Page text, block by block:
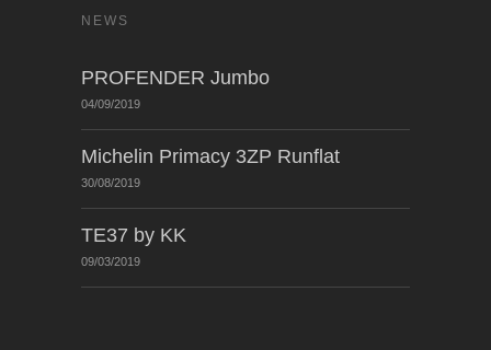
NEWS
PROFENDER Jumbo
04/09/2019
Michelin Primacy 3ZP Runflat
30/08/2019
TE37 by KK
09/03/2019